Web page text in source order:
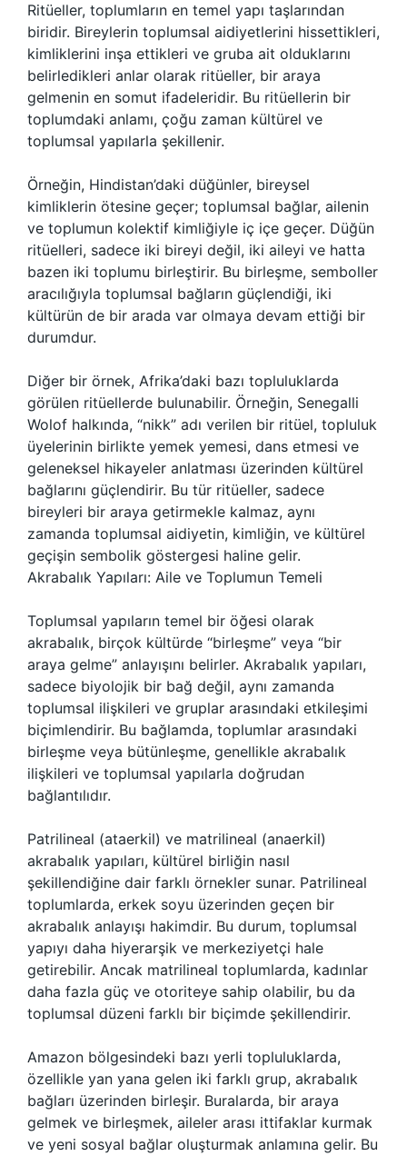
Ritüeller, toplumların en temel yapı taşlarından
biridir. Bireylerin toplumsal aidiyetlerini hissettikleri,
kimliklerini inşa ettikleri ve gruba ait olduklarını
belirledikleri anlar olarak ritüeller, bir araya
gelmenin en somut ifadeleridir. Bu ritüellerin bir
toplumdaki anlamı, çoğu zaman kültürel ve
toplumsal yapılarla şekillenir.
Örneğin, Hindistan’daki düğünler, bireysel
kimliklerin ötesine geçer; toplumsal bağlar, ailenin
ve toplumun kolektif kimliğiyle iç içe geçer. Düğün
ritüelleri, sadece iki bireyi değil, iki aileyi ve hatta
bazen iki toplumu birleştirir. Bu birleşme, semboller
aracılığıyla toplumsal bağların güçlendiği, iki
kültürün de bir arada var olmaya devam ettiği bir
durumdur.
Diğer bir örnek, Afrika’daki bazı topluluklarda
görülen ritüellerde bulunabilir. Örneğin, Senegalli
Wolof halkında, “nikk” adı verilen bir ritüel, topluluk
üyelerinin birlikte yemek yemesi, dans etmesi ve
geleneksel hikayeler anlatması üzerinden kültürel
bağlarını güçlendirir. Bu tür ritüeller, sadece
bireyleri bir araya getirmekle kalmaz, aynı
zamanda toplumsal aidiyetin, kimliğin, ve kültürel
geçişin sembolik göstergesi haline gelir.
Akrabalık Yapıları: Aile ve Toplumun Temeli
Toplumsal yapıların temel bir öğesi olarak
akrabalık, birçok kültürde “birleşme” veya “bir
araya gelme” anlayışını belirler. Akrabalık yapıları,
sadece biyolojik bir bağ değil, aynı zamanda
toplumsal ilişkileri ve gruplar arasındaki etkileşimi
biçimlendirir. Bu bağlamda, toplumlar arasındaki
birleşme veya bütünleşme, genellikle akrabalık
ilişkileri ve toplumsal yapılarla doğrudan
bağlantılıdır.
Patrilineal (ataerkil) ve matrilineal (anaerkil)
akrabalık yapıları, kültürel birliğin nasıl
şekillendiğine dair farklı örnekler sunar. Patrilineal
toplumlarda, erkek soyu üzerinden geçen bir
akrabalık anlayışı hakimdir. Bu durum, toplumsal
yapıyı daha hiyerarşik ve merkeziyetçi hale
getirebilir. Ancak matrilineal toplumlarda, kadınlar
daha fazla güç ve otoriteye sahip olabilir, bu da
toplumsal düzeni farklı bir biçimde şekillendirir.
Amazon bölgesindeki bazı yerli topluluklarda,
özellikle yan yana gelen iki farklı grup, akrabalık
bağları üzerinden birleşir. Buralarda, bir araya
gelmek ve birleşmek, aileler arası ittifaklar kurmak
ve yeni sosyal bağlar oluşturmak anlamına gelir. Bu